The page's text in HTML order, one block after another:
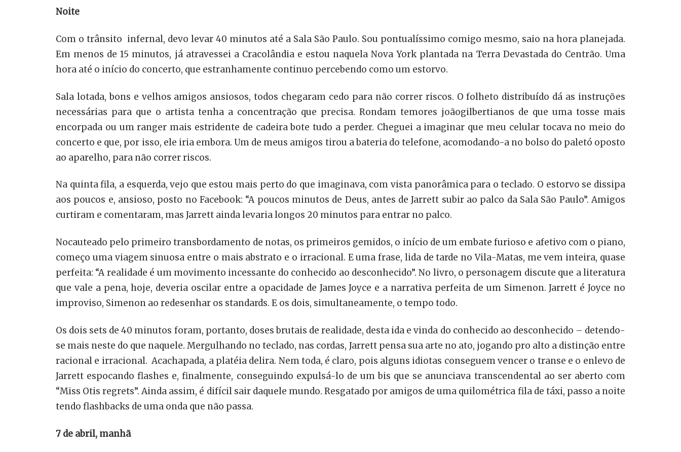
Noite
Com o trânsito infernal, devo levar 40 minutos até a Sala São Paulo. Sou pontualíssimo comigo mesmo, saio na hora planejada.
Em menos de 15 minutos, já atravessei a Cracolândia e estou naquela Nova York plantada na Terra Devastada do Centrão. Uma
hora até o início do concerto, que estranhamente continuo percebendo como um estorvo.
Sala lotada, bons e velhos amigos ansiosos, todos chegaram cedo para não correr riscos. O folheto distribuído dá as instruções
necessárias para que o artista tenha a concentração que precisa. Rondam temores joãogilbertianos de que uma tosse mais
encorpada ou um ranger mais estridente de cadeira bote tudo a perder. Cheguei a imaginar que meu celular tocava no meio do
concerto e que, por isso, ele iria embora. Um de meus amigos tirou a bateria do telefone, acomodando-a no bolso do paletó oposto
ao aparelho, para não correr riscos.
Na quinta fila, a esquerda, vejo que estou mais perto do que imaginava, com vista panorâmica para o teclado. O estorvo se dissipa
aos poucos e, ansioso, posto no Facebook: “A poucos minutos de Deus, antes de Jarrett subir ao palco da Sala São Paulo”. Amigos
curtiram e comentaram, mas Jarrett ainda levaria longos 20 minutos para entrar no palco.
Nocauteado pelo primeiro transbordamento de notas, os primeiros gemidos, o início de um embate furioso e afetivo com o piano,
começo uma viagem sinuosa entre o mais abstrato e o irracional. E uma frase, lida de tarde no Vila-Matas, me vem inteira, quase
perfeita: “A realidade é um movimento incessante do conhecido ao desconhecido”. No livro, o personagem discute que a literatura
que vale a pena, hoje, deveria oscilar entre a opacidade de James Joyce e a narrativa perfeita de um Simenon. Jarrett é Joyce no
improviso, Simenon ao redesenhar os standards. E os dois, simultaneamente, o tempo todo.
Os dois sets de 40 minutos foram, portanto, doses brutais de realidade, desta ida e vinda do conhecido ao desconhecido – detendo-
se mais neste do que naquele. Mergulhando no teclado, nas cordas, Jarrett pensa sua arte no ato, jogando pro alto a distinção entre
racional e irracional. Acachapada, a platéia delira. Nem toda, é claro, pois alguns idiotas conseguem vencer o transe e o enlevo de
Jarrett espocando flashes e, finalmente, conseguindo expulsá-lo de um bis que se anunciava transcendental ao ser aberto com
“Miss Otis regrets”. Ainda assim, é difícil sair daquele mundo. Resgatado por amigos de uma quilométrica fila de táxi, passo a noite
tendo flashbacks de uma onda que não passa.
7 de abril, manhã